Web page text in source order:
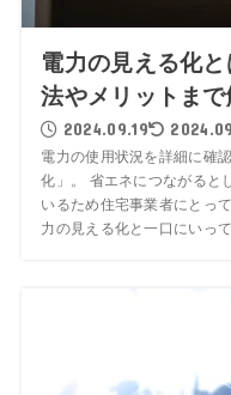
電力の見える化
法やメリットまで
2024.09.19
電力の使用状況を詳細に確
化」。 省エネにつながると
いるため住宅事業者にとっ
力の見える化と一口にいっ